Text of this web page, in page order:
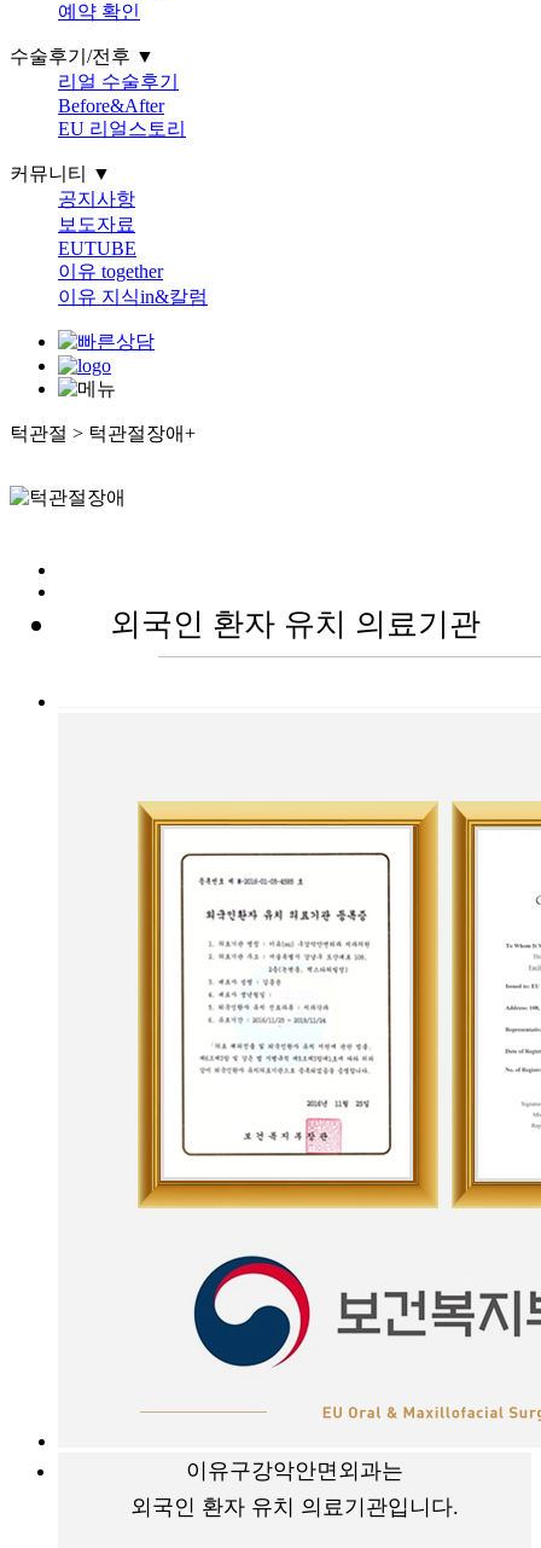
예약 확인
수술후기/전후 ▼
리얼 수술후기
Before&After
EU 리얼스토리
커뮤니티 ▼
공지사항
보도자료
EUTUBE
이유 together
이유 지식in&칼럼
턱관절 > 턱관절장애+
턱관절치료
외국인 환자 유치 의료기관
이유구강악안면외과는
외국인 환자 유치 의료기관입니다.